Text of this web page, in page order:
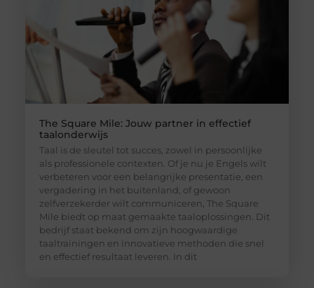
The Square Mile: Jouw partner in effectief
taalonderwijs
Taal is de sleutel tot succes, zowel in persoonlijke
als professionele contexten. Of je nu je Engels wilt
verbeteren voor een belangrijke presentatie, een
vergadering in het buitenland, of gewoon
zelfverzekerder wilt communiceren, The Square
Mile biedt op maat gemaakte taaloplossingen. Dit
bedrijf staat bekend om zijn hoogwaardige
taaltrainingen en innovatieve methoden die snel
en effectief resultaat leveren. In dit